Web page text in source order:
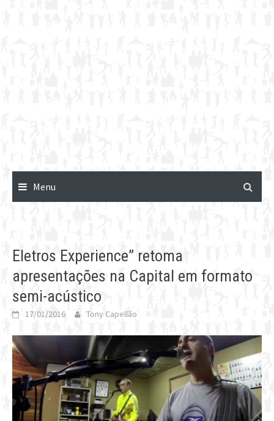
Menu
Eletros Experience” retoma
apresentações na Capital em formato
semi-acústico
17/01/2016 Tony Capellão